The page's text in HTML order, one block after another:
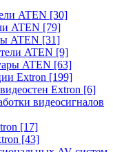
ATEN [30]
ATEN [79]
ATEN [31]
ATEN [9]
ATEN [63]
Extron [199]
Extron [6]
видеосигналов
[17]
[43]